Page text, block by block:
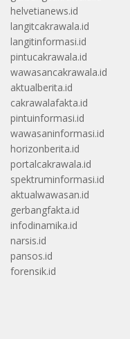
helvetianews.id
langitcakrawala.id
langitinformasi.id
pintucakrawala.id
wawasancakrawala.id
aktualberita.id
cakrawalafakta.id
pintuinformasi.id
wawasaninformasi.id
horizonberita.id
portalcakrawala.id
spektruminformasi.id
aktualwawasan.id
gerbangfakta.id
infodinamika.id
narsis.id
pansos.id
forensik.id